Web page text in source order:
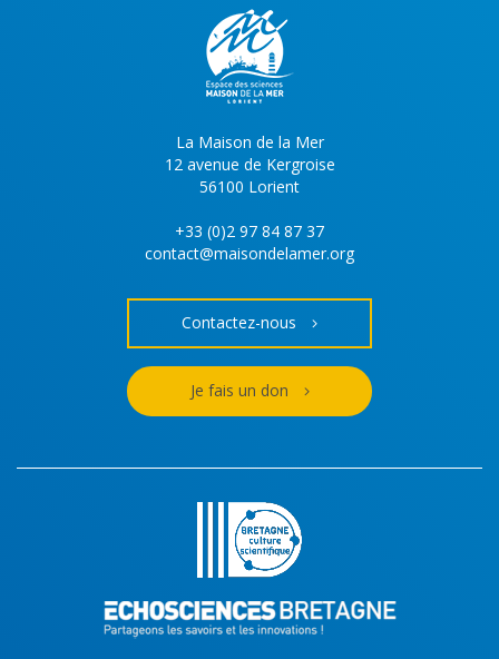
La Maison de la Mer
12 avenue de Kergroise
56100 Lorient
+33 (0)2 97 84 87 37
contact@maisondelamer.org
Contactez-nous
Je fais un don